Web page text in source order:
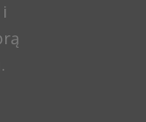
i